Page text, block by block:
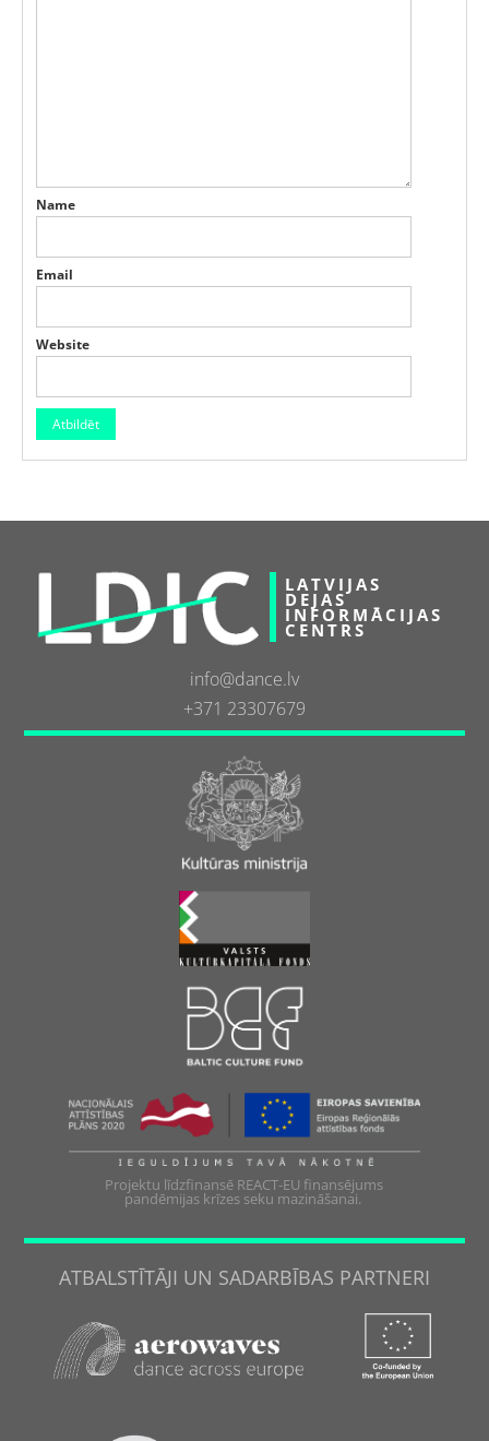
Name
Email
Website
LATVIJAS
DEJAS
INFORMĀCIJAS
CENTRS
info@dance.lv
+371 23307679
Projektu līdzfinansē REACT-EU finansējums
pandēmijas krīzes seku mazināšanai.
ATBALSTĪTĀJI UN SADARBĪBAS PARTNERI